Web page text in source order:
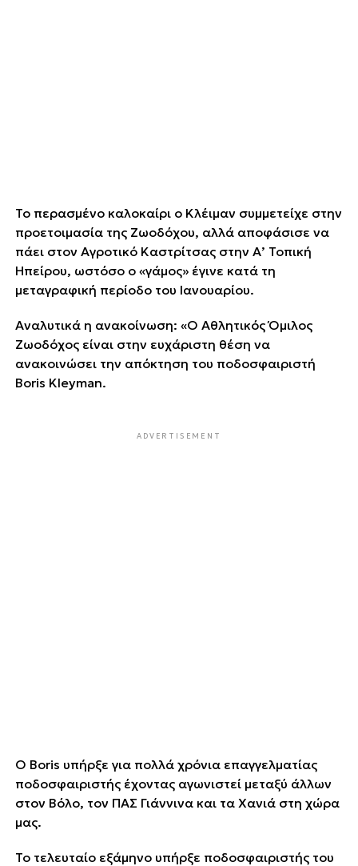
Το περασμένο καλοκαίρι ο Κλέιμαν συμμετείχε στην
προετοιμασία της Ζωοδόχου, αλλά αποφάσισε να
πάει στον Αγροτικό Καστρίτσας στην Α’ Τοπική
Ηπείρου, ωστόσο ο «γάμος» έγινε κατά τη
μεταγραφική περίοδο του Ιανουαρίου.
Αναλυτικά η ανακοίνωση: «Ο Αθλητικός Όμιλος
Ζωοδόχος είναι στην ευχάριστη θέση να
ανακοινώσει την απόκτηση του ποδοσφαιριστή
Boris Kleyman.
ADVERTISEMENT
Ο Boris υπήρξε για πολλά χρόνια επαγγελματίας
ποδοσφαιριστής έχοντας αγωνιστεί μεταξύ άλλων
στον Βόλο, τον ΠΑΣ Γιάννινα και τα Χανιά στη χώρα
μας.
Το τελευταίο εξάμηνο υπήρξε ποδοσφαιριστής του